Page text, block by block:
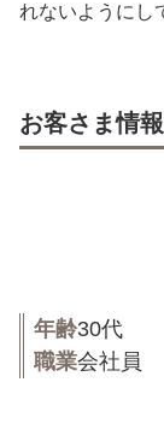
れないようにし
お客さま情報
年齢30代
職業会社員